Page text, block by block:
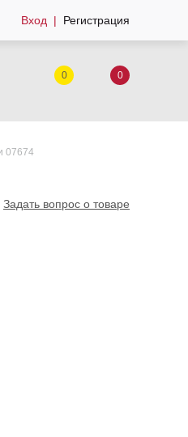
Вход Регистрация
0 0
07674
Задать вопрос о товаре